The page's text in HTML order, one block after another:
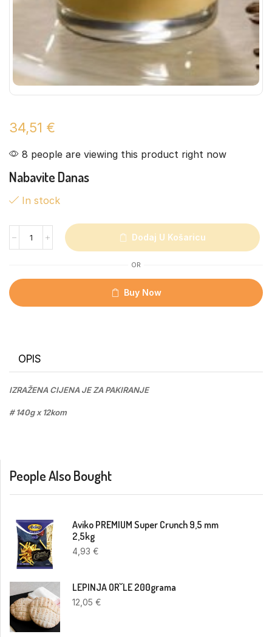
34,51 €
8 people are viewing this product right now
Nabavite Danas
In stock
Dodaj U Košaricu
OR
Buy Now
OPIS
IZRAŽENA CIJENA JE ZA PAKIRANJE
# 140g x 12kom
People Also Bought
Aviko PREMIUM Super Crunch 9,5 mm
2,5kg
4,93€
LEPINJA OR˘LE 200grama
12,05€